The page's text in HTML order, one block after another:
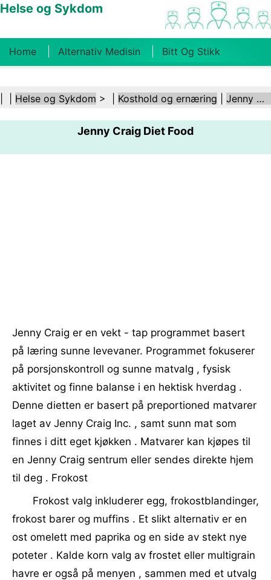
Helse og Sykdom
Home Alternativ Medisin Bitt Og Stikk
Kosthold Og Ernæring Familiehelse
Psykisk Helse Folkehelse Og
Sikkerhet Kirurgi Og Prosedyrer Helse
Helse og Sykdom > | Kosthold og ernæring Jenny Craig
Jenny Craig Diet Food
Jenny Craig er en vekt - tap programmet basert
på læring sunne levevaner. Programmet fokuserer
på porsjonskontroll og sunne matvalg , fysisk
aktivitet og finne balanse i en hektisk hverdag .
Denne dietten er basert på preportioned matvarer
laget av Jenny Craig Inc. , samt sunn mat som
finnes i ditt eget kjøkken . Matvarer kan kjøpes til
en Jenny Craig sentrum eller sendes direkte hjem
til deg . Frokost
Frokost valg inkluderer egg, frokostblandinger,
frokost barer og muffins . Et slikt alternativ er en
ost omelett med paprika og en side av stekt nye
poteter . Kalde korn valg av frostet eller multigrain
havre er også på menyen , sammen med et utvalg